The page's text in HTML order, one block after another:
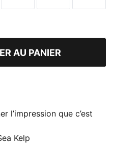
AU PANIER
l’impression que c’est
incroyable de
imperturbable du
Kelp